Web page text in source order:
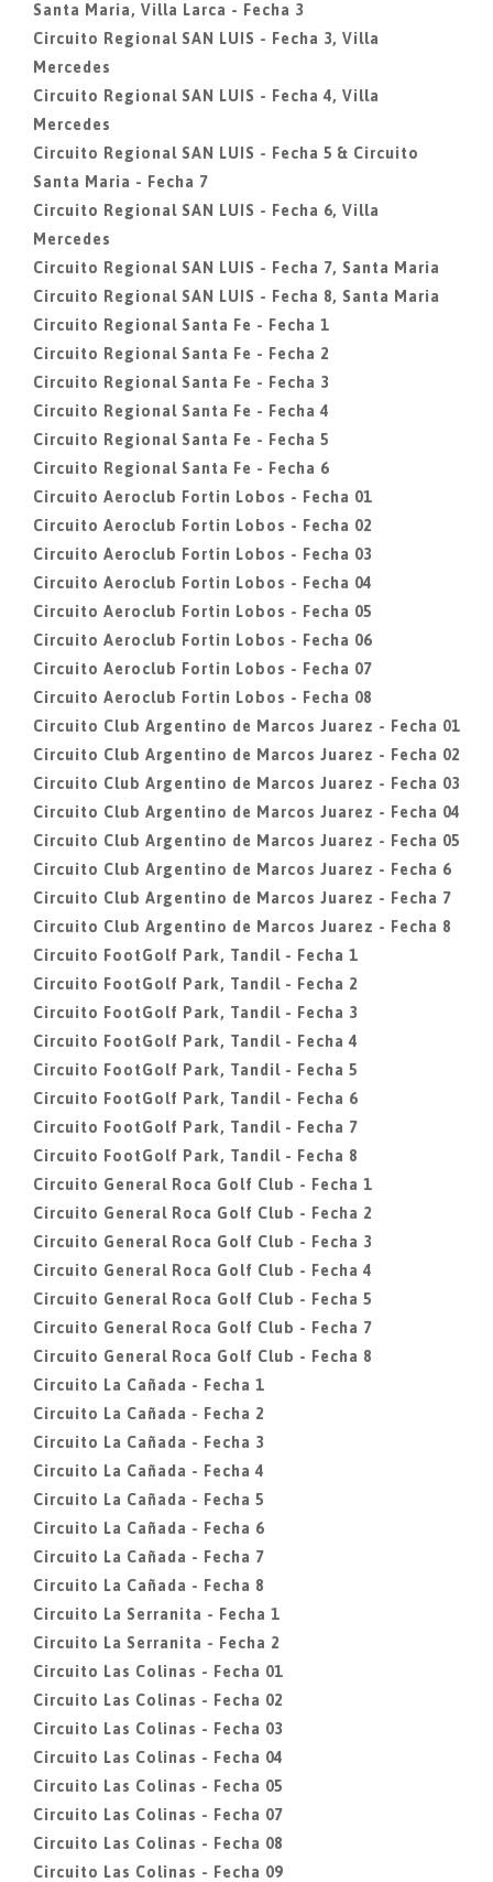
Santa Maria, Villa Larca - Fecha 3
Circuito Regional SAN LUIS - Fecha 3, Villa
Mercedes
Circuito Regional SAN LUIS - Fecha 4, Villa
Mercedes
Circuito Regional SAN LUIS - Fecha 5 & Circuito
Santa Maria - Fecha 7
Circuito Regional SAN LUIS - Fecha 6, Villa
Mercedes
Circuito Regional SAN LUIS - Fecha 7, Santa Maria
Circuito Regional SAN LUIS - Fecha 8, Santa Maria
Circuito Regional Santa Fe - Fecha 1
Circuito Regional Santa Fe - Fecha 2
Circuito Regional Santa Fe - Fecha 3
Circuito Regional Santa Fe - Fecha 4
Circuito Regional Santa Fe - Fecha 5
Circuito Regional Santa Fe - Fecha 6
Circuito Aeroclub Fortin Lobos - Fecha 01
Circuito Aeroclub Fortin Lobos - Fecha 02
Circuito Aeroclub Fortin Lobos - Fecha 03
Circuito Aeroclub Fortin Lobos - Fecha 04
Circuito Aeroclub Fortin Lobos - Fecha 05
Circuito Aeroclub Fortin Lobos - Fecha 06
Circuito Aeroclub Fortin Lobos - Fecha 07
Circuito Aeroclub Fortin Lobos - Fecha 08
Circuito Club Argentino de Marcos Juarez - Fecha 01
Circuito Club Argentino de Marcos Juarez - Fecha 02
Circuito Club Argentino de Marcos Juarez - Fecha 03
Circuito Club Argentino de Marcos Juarez - Fecha 04
Circuito Club Argentino de Marcos Juarez - Fecha 05
Circuito Club Argentino de Marcos Juarez - Fecha 6
Circuito Club Argentino de Marcos Juarez - Fecha 7
Circuito Club Argentino de Marcos Juarez - Fecha 8
Circuito FootGolf Park, Tandil - Fecha 1
Circuito FootGolf Park, Tandil - Fecha 2
Circuito FootGolf Park, Tandil - Fecha 3
Circuito FootGolf Park, Tandil - Fecha 4
Circuito FootGolf Park, Tandil - Fecha 5
Circuito FootGolf Park, Tandil - Fecha 6
Circuito FootGolf Park, Tandil - Fecha 7
Circuito FootGolf Park, Tandil - Fecha 8
Circuito General Roca Golf Club - Fecha 1
Circuito General Roca Golf Club - Fecha 2
Circuito General Roca Golf Club - Fecha 3
Circuito General Roca Golf Club - Fecha 4
Circuito General Roca Golf Club - Fecha 5
Circuito General Roca Golf Club - Fecha 7
Circuito General Roca Golf Club - Fecha 8
Circuito La Cañada - Fecha 1
Circuito La Cañada - Fecha 2
Circuito La Cañada - Fecha 3
Circuito La Cañada - Fecha 4
Circuito La Cañada - Fecha 5
Circuito La Cañada - Fecha 6
Circuito La Cañada - Fecha 7
Circuito La Cañada - Fecha 8
Circuito La Serranita - Fecha 1
Circuito La Serranita - Fecha 2
Circuito Las Colinas - Fecha 01
Circuito Las Colinas - Fecha 02
Circuito Las Colinas - Fecha 03
Circuito Las Colinas - Fecha 04
Circuito Las Colinas - Fecha 05
Circuito Las Colinas - Fecha 07
Circuito Las Colinas - Fecha 08
Circuito Las Colinas - Fecha 09